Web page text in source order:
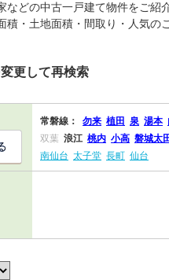
どの中古一戸建て物件をご
積・土地面積・間取り・人気
更して再検索
常磐線： 勿来 植田 泉 湯本
双葉 浪江 桃内 小高 磐城太
南仙台 太子堂 長町 仙台